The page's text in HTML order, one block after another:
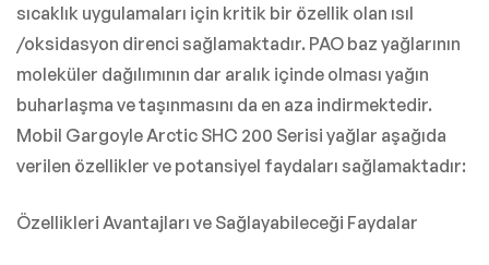
sıcaklık uygulamaları için kritik bir özellik olan ısıl
/oksidasyon direnci sağlamaktadır. PAO baz yağlarının
moleküler dağılımının dar aralık içinde olması yağın
buharlaşma ve taşınmasını da en aza indirmektedir.
Mobil Gargoyle Arctic SHC 200 Serisi yağlar aşağıda
verilen özellikler ve potansiyel faydaları sağlamaktadır:
Özellikleri Avantajları ve Sağlayabileceği Faydalar